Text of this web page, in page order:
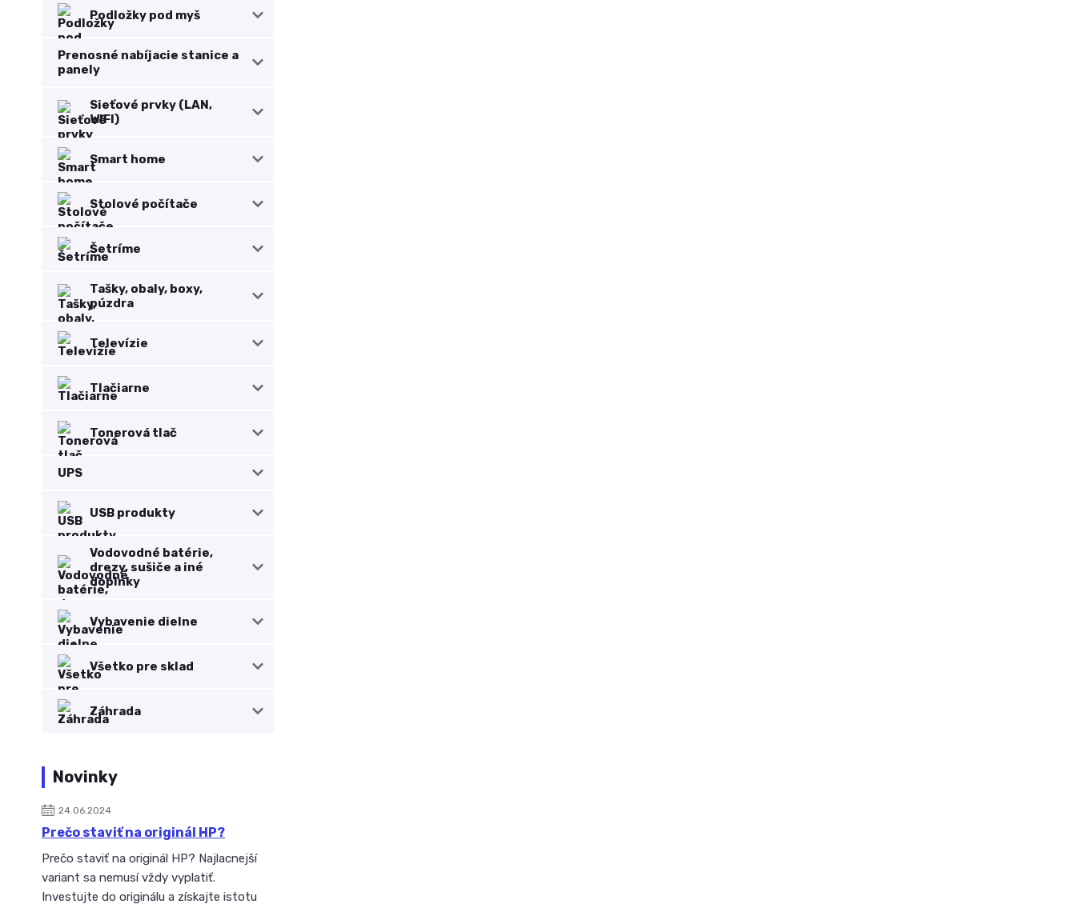
Podložky pod myš
Prenosné nabíjacie stanice a
panely
Sieťové prvky (LAN,
WIFI)
Smart home
Stolové počítače
Šetríme
Tašky, obaly, boxy,
púzdra
Televízie
Tlačiarne
Tonerová tlač
UPS
USB produkty
Vodovodné batérie,
drezy, sušiče a iné
doplnky
Vybavenie dielne
Všetko pre sklad
Záhrada
Novinky
24.06.2024
Prečo staviť na originál HP?
Prečo staviť na originál HP? Najlacnejší
variant sa nemusí vždy vyplatiť.
Investujte do originálu a získajte istotu